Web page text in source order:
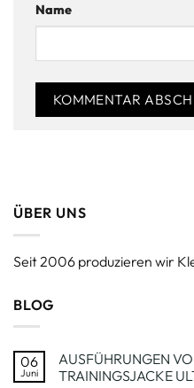
ÜBER UNS
Seit 2006 produzieren wir
BLOG
06
Juni
AUSFÜHRUNGEN
TRAININGSJACKE
Name